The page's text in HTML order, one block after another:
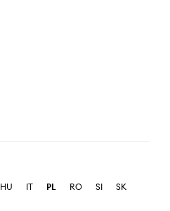
HU IT PL RO SI
SK